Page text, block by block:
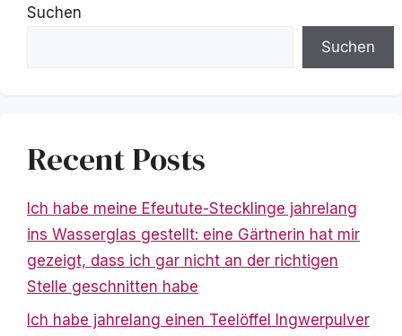
Suchen
Suchen
Recent Posts
Ich habe meine Efeutute-Stecklinge jahrelang
ins Wasserglas gestellt: eine Gärtnerin hat mir
gezeigt, dass ich gar nicht an der richtigen
Stelle geschnitten habe
Ich habe jahrelang einen Teelöffel Ingwerpulver